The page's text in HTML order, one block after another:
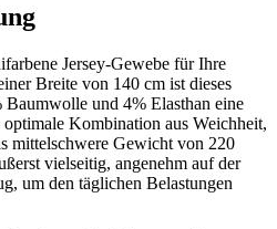
Jersey-Gewebe für Ihre
Breite von 140 cm ist dieses
und 4% Elasthan eine
Kombination aus Weichheit,
mittelschwere Gewicht von 220
vielseitig, angenehm auf der
um den täglichen Belastungen